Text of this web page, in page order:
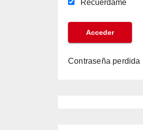
Recuérdame
Contraseña perdida